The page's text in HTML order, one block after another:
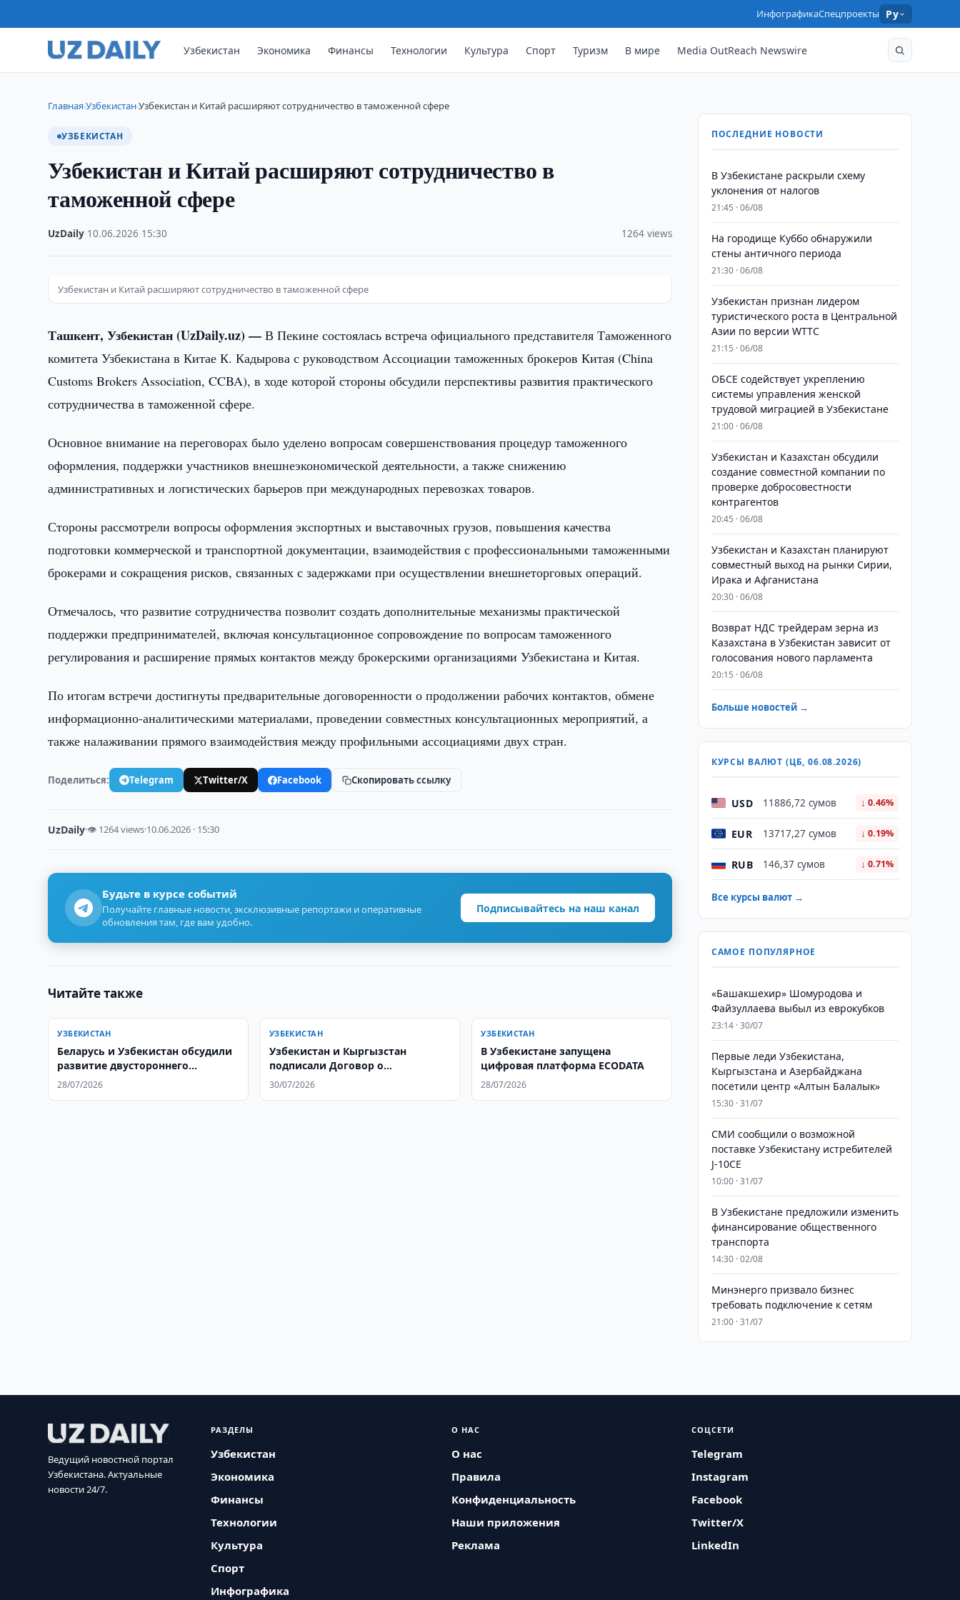
ИнфографикаСпецпроекты Ру
Узбекистан Экономика Финансы Технологии Культура Спорт Туризм В мире Media OutReach Newswire
Главная›Узбекистан›Узбекистан и Китай расширяют сотрудничество в таможенной сфере
УЗБЕКИСТАН
Узбекистан и Китай расширяют сотрудничество в
таможенной сфере
UzDaily 10.06.2026 15:30 1264 views
Узбекистан и Китай расширяют сотрудничество в таможенной сфере
Ташкент, Узбекистан (UzDaily.uz) —В Пекине состоялась встреча официального представителя Таможенного
комитета Узбекистана в Китае К. Кадырова с руководством Ассоциации таможенных брокеров Китая (China
Customs Brokers Association, CCBA), в ходе которой стороны обсудили перспективы развития практического
сотрудничества в таможенной сфере.
Основное внимание на переговорах было уделено вопросам совершенствования процедур таможенного
оформления, поддержки участников внешнеэкономической деятельности, а также снижению
административных и логистических барьеров при международных перевозках товаров.
Стороны рассмотрели вопросы оформления экспортных и выставочных грузов, повышения качества
подготовки коммерческой и транспортной документации, взаимодействия с профессиональными таможенными
брокерами и сокращения рисков, связанных с задержками при осуществлении внешнеторговых операций.
Отмечалось, что развитие сотрудничества позволит создать дополнительные механизмы практической
поддержки предпринимателей, включая консультационное сопровождение по вопросам таможенного
регулирования и расширение прямых контактов между брокерскими организациями Узбекистана и Китая.
По итогам встречи достигнуты предварительные договоренности о продолжении рабочих контактов, обмене
информационно-аналитическими материалами, проведении совместных консультационных мероприятий, а
также налаживании прямого взаимодействия между профильными ассоциациями двух стран.
Поделиться: Telegram Twitter/X Facebook Скопировать ссылку
UzDaily·👁 1264 views·10.06.2026 · 15:30
Будьте в курсе событий
Получайте главные новости, эксклюзивные репортажи и оперативные
обновления там, где вам удобно.
Подписывайтесь на наш канал
Читайте также
УЗБЕКИСТАН
Беларусь и Узбекистан обсудили
развитие двустороннего
сотрудничества
28/07/2026
УЗБЕКИСТАН
Узбекистан и Кыргызстан
подписали Договор о
союзнических отношениях
30/07/2026
УЗБЕКИСТАН
В Узбекистане запущена
цифровая платформа ECODATA
28/07/2026
ПОСЛЕДНИЕ НОВОСТИ
В Узбекистане раскрыли схему
уклонения от налогов
21:45 · 06/08
На городище Куббо обнаружили
стены античного периода
21:30 · 06/08
Узбекистан признан лидером
туристического роста в Центральной
Азии по версии WTTC
21:15 · 06/08
ОБСЕ содействует укреплению
системы управления женской
трудовой миграцией в Узбекистане
21:00 · 06/08
Узбекистан и Казахстан обсудили
создание совместной компании по
проверке добросовестности
контрагентов
20:45 · 06/08
Узбекистан и Казахстан планируют
совместный выход на рынки Сирии,
Ирака и Афганистана
20:30 · 06/08
Возврат НДС трейдерам зерна из
Казахстана в Узбекистан зависит от
голосования нового парламента
20:15 · 06/08
Больше новостей →
КУРСЫ ВАЛЮТ (ЦБ, 06.08.2026)
USD 11886,72 сумов ↓ 0.46%
EUR 13717,27 сумов ↓ 0.19%
RUB 146,37 сумов ↓ 0.71%
Все курсы валют →
САМОЕ ПОПУЛЯРНОЕ
«Башакшехир» Шомуродова и
Файзуллаева выбыл из еврокубков
23:14 · 30/07
Первые леди Узбекистана,
Кыргызстана и Азербайджана
посетили центр «Алтын Балалык»
15:30 · 31/07
СМИ сообщили о возможной
поставке Узбекистану истребителей
J-10CE
10:00 · 31/07
В Узбекистане предложили изменить
финансирование общественного
транспорта
14:30 · 02/08
Минэнерго призвало бизнес
требовать подключение к сетям
21:00 · 31/07
Ведущий новостной портал
Узбекистана. Актуальные
новости 24/7.
РАЗДЕЛЫ
Узбекистан
Экономика
Финансы
Технологии
Культура
Спорт
Инфографика
О НАС
О нас
Правила
Конфиденциальность
Наши приложения
Реклама
СОЦСЕТИ
Telegram
Instagram
Facebook
Twitter/X
LinkedIn